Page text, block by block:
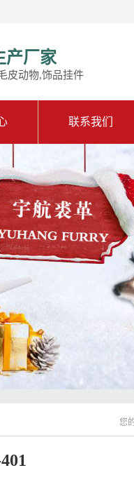
产厂家
皮动物,饰品挂件
联系我们
您